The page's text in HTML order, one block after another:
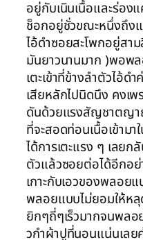
อยู่กับเนินเนื้อและร่อง
ช็อกอยู่ชั่วขณะหนึ่งถึงแ
ไอ้ดำซอยสะโพกอยู่สา
มันยาวนานมาก )พอพ
เตะเข้าที่ข้างลำตัวไอ้ด
เสียหลักไปนิดนึง คงเ
ดันด้วยแรงสัญชาตญา
ที่จะสอดท่อนเนื้อเข้าม
ได้การเตะแรง ๆ เลย
ตัวแล้วซอยต่อได้อีกอย่
เกาะกับเอวของพลอ
พลอยแบบไม่ยอมให้ห
ยิกๆถี่ๆเร็วมากจนพล
วกำผ้าปูที่นอนแน่นเล